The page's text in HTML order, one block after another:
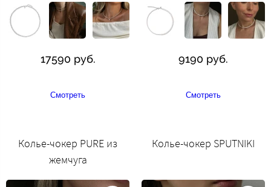
17590 руб.
Смотреть
9190 руб.
Смотреть
Колье-чокер PURE из
жемчуга
Колье-чокер SPUTNIKI